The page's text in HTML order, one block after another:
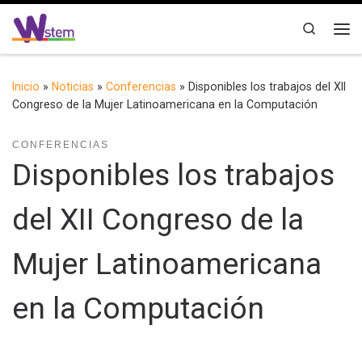
Saltar al contenido
Search
Inicio » Noticias » Conferencias » Disponibles los trabajos del XII
Congreso de la Mujer Latinoamericana en la Computación
CONFERENCIAS
Disponibles los trabajos
del XII Congreso de la
Mujer Latinoamericana
en la Computación